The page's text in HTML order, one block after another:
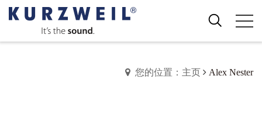
您的位置：主页 Alex Nester